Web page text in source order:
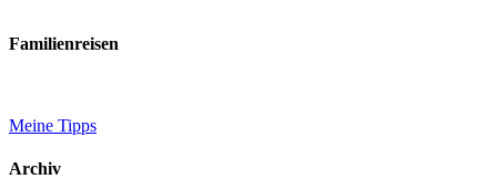
Familienreisen
Meine Tipps
Archiv